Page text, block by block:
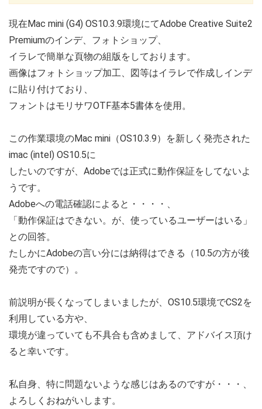
現在Mac mini (G4) OS10.3.9環境にてAdobe Creative Suite2
Premiumのインデ、フォトショップ、
イラレで簡単な頁物の組版をしております。
画像はフォトショップ加工、図等はイラレで作成しインデ
に貼り付けており、
フォントはモリサワOTF基本5書体を使用。
この作業環境のMac mini（OS10.3.9）を新しく発売された
imac (intel) OS10.5に
したいのですが、Adobeでは正式に動作保証をしてないよ
うです。
Adobeへの電話確認によると・・・・、
「動作保証はできない。が、使っているユーザーはいる」
との回答。
たしかにAdobeの言い分には納得はできる（10.5の方が後
発売ですので）。
前説明が長くなってしまいましたが、OS10.5環境でCS2を
利用している方や、
環境が違っていても不具合も含めまして、アドバイス頂け
ると幸いです。
私自身、特に問題ないような感じはあるのですが・・・、
よろしくおねがいします。